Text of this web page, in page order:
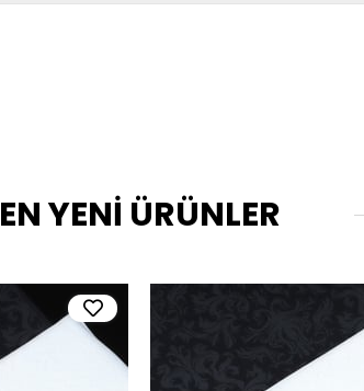
EN YENİ ÜRÜNLER